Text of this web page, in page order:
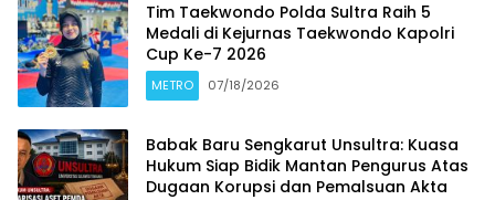
Tim Taekwondo Polda Sultra Raih 5
Medali di Kejurnas Taekwondo Kapolri
Cup Ke-7 2026
METRO 07/18/2026
Babak Baru Sengkarut Unsultra: Kuasa
Hukum Siap Bidik Mantan Pengurus Atas
Dugaan Korupsi dan Pemalsuan Akta